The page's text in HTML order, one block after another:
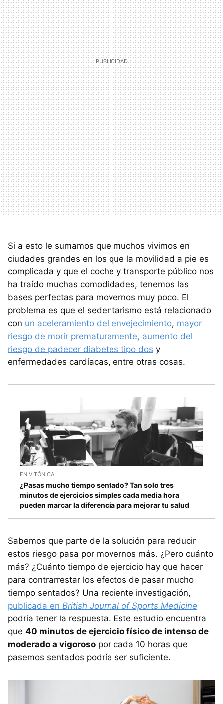
Si a esto le sumamos que muchos vivimos en
ciudades grandes en los que la movilidad a pie es
complicada y que el coche y transporte público nos
ha traído muchas comodidades, tenemos las
bases perfectas para movernos muy poco. El
problema es que el sedentarismo está relacionado
con un aceleramiento del envejecimiento, mayor
riesgo de morir prematuramente, aumento del
riesgo de padecer diabetes tipo dos y
enfermedades cardíacas, entre otras cosas.
EN VITÓNICA
¿Pasas mucho tiempo sentado? Tan solo tres
minutos de ejercicios simples cada media hora
pueden marcar la diferencia para mejorar tu salud
Sabemos que parte de la solución para reducir
estos riesgo pasa por movernos más. ¿Pero cuánto
más? ¿Cuánto tiempo de ejercicio hay que hacer
para contrarrestar los efectos de pasar mucho
tiempo sentados? Una reciente investigación,
publicada en British Journal of Sports Medicine
podría tener la respuesta. Este estudio encuentra
que 40 minutos de ejercicio físico de intenso de
moderado a vigoroso por cada 10 horas que
pasemos sentados podría ser suficiente.